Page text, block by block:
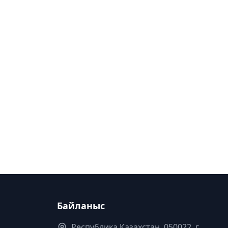
Байланыс